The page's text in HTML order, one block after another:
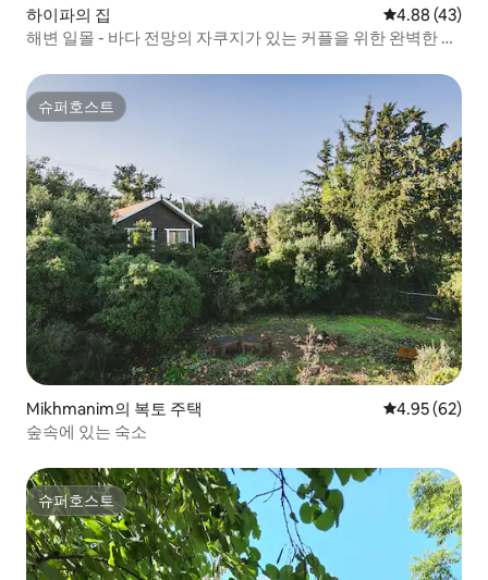
하이파의 집 평점 4.88점(5
4.88 (43)
해변 일몰 - 바다 전망의 자쿠지가 있는 커플을 위한 완벽한 아
슈퍼호스트
슈퍼호스트
Mikhmanim의 복토 주택 평점 4.95점(5
4.95 (62)
숲속에 있는 숙소
슈퍼호스트
슈퍼호스트